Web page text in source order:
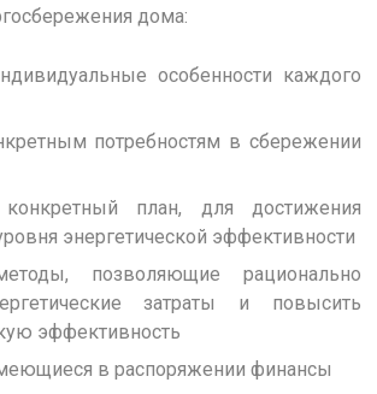
дома:
особенности каждого
потребностям в сбережении
конкретный план, для достижения
энергетической эффективности
позволяющие рационально
затраты и повысить
эффективность
в распоряжении финансы